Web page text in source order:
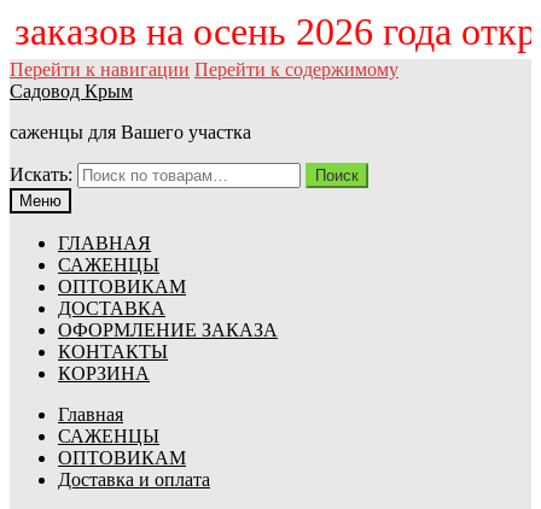
заказов на осень 2026 года
Перейти к навигации Перейти к содержимому
Садовод Крым
саженцы для Вашего участка
Искать:
Поиск
Меню
ГЛАВНАЯ
САЖЕНЦЫ
ОПТОВИКАМ
ДОСТАВКА
ОФОРМЛЕНИЕ ЗАКАЗА
КОНТАКТЫ
КОРЗИНА
Главная
САЖЕНЦЫ
ОПТОВИКАМ
Доставка и оплата